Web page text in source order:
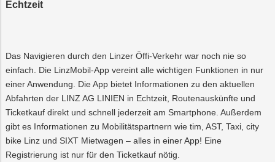
E-
Mobilität
Wärme
Wasser
Grottenbahn
Abschied
Online-
Services
LINZ
AG-
Echtzeit
Das Navigieren durch den Linzer Öffi-Verkehr war noch nie so
einfach. Die LinzMobil-App vereint alle wichtigen Funktionen in nur
einer Anwendung. Die App bietet Informationen zu den aktuellen
Abfahrten der LINZ AG LINIEN in Echtzeit, Routenauskünfte und
Ticketkauf direkt und schnell jederzeit am Smartphone. Außerdem
gibt es Informationen zu Mobilitätspartnern wie tim, AST, Taxi, city
bike Linz und SIXT Mietwagen – alles in einer App! Eine
Registrierung ist nur für den Ticketkauf nötig.